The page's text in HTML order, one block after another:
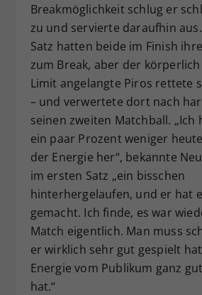
Breakmöglichkeit schlug er
zu und servierte daraufhin
Satz hatten beide im Finish
zum Break, aber der
Limit angelangte Piros rettete
– und verwertete dort nach
seinen zweiten Matchball. „Ich
ein paar Prozent weniger
der Energie her“, bekannte
im ersten Satz „ein bisschen
hinterhergelaufen, und er hat
gemacht. Ich finde, es war
Match eigentlich. Man muss
er wirklich sehr gut gespielt
Energie vom Publikum ganz
hat.“